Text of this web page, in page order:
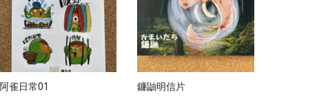
阿雀日常01 鐮鼬明信片